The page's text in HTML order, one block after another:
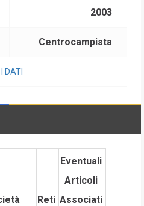
2003
Centrocampista
DATI
Reti
Eventuali
Articoli
Associati